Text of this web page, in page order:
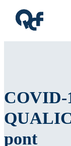
Passer au
Passer au pied de
COVID-
pont